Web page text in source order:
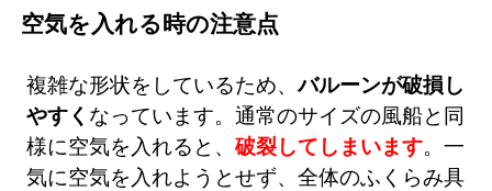
空気を入れる時の注意点
複雑な形状をしているため、バルーンが破損し
やすく なっています。通常のサイズの風船と同
様に空気を入れると、破裂してしまいます。一
気に空気を入れようとせず、全体のふくらみ具